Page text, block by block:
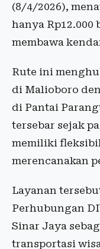
(8/4/2026),
hanya Rp12.000
membawa
Rute ini
di Malioboro
di Pantai
tersebar sejak
memiliki
merencanakan
Layanan
Perhubungan
Sinar Jaya
transportasi